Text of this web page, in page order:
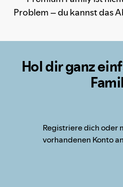
Problem – du kannst das
Hol dir ganz
Registriere dich oder
vorhandenen Konto